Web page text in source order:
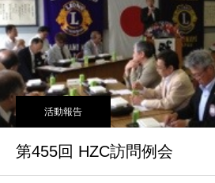
活動報告
第455回 HZC訪問例会